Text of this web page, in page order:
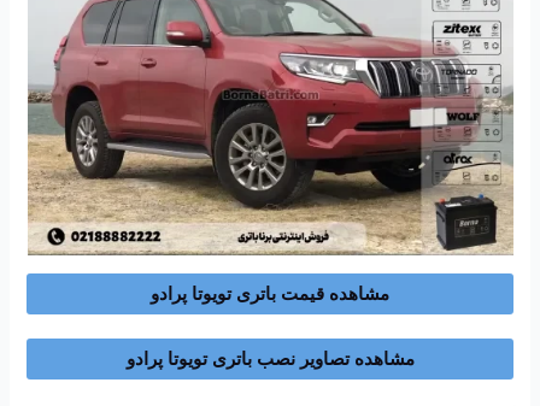
مشاهده قیمت باتری تویوتا پرادو
مشاهده تصاویر نصب باتری تویوتا پرادو